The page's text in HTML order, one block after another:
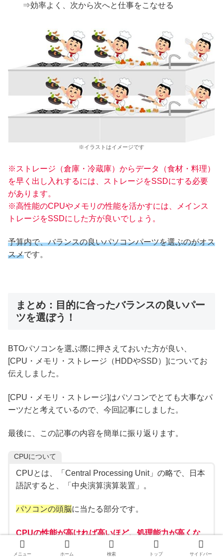
⇒効率よく、次から次へと仕事をこなせる
※イラストはイメージです
※ストレージ（倉庫・冷蔵庫）からデータ（食材・料理）
を早く出し入れするには、ストレージをSSDにする必要
があります。
※高性能のCPUやメモリの性能を活かすには、メインス
トレージをSSDにした方が良いでしょう。
予算内で、バランスの良いパソコンパーツを選ぶのがオス
スメです。
まとめ：目的に合ったバランスの良いパー
ツを選ぼう！
BTOパソコンを選ぶ際に押さえておいた方が良い、
[CPU・メモリ・ストレージ（HDDやSSD）]についてお
伝えしました。
[CPU・メモリ・ストレージ]はパソコンでとても大事なパ
ーツだと考えているので、今回記事にしました。
最後に、この記事の内容を簡単に振り返ります。
CPUについて
CPUとは、「Central Processing Unit」の略で、日本
語訳すると、「中央演算演算装置」。
パソコンの頭脳に当たる部分です。
CPUの性能が高ければ高いほど、処理能力が高くな
り、快適に作業を行いやすく
なります。
メニュー ホーム 検索 トップ サイドバー